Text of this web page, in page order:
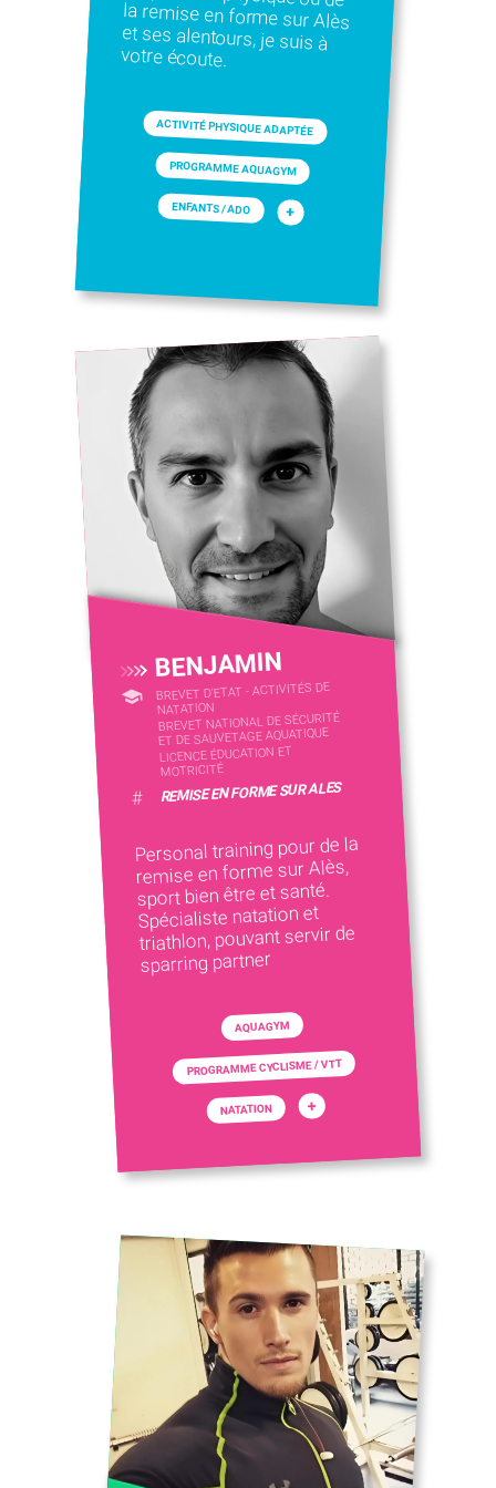
votre écoute.
ACTIVITÉ PHYSIQUE ADAPTÉE
PROGRAMME AQUAGYM
ENFANTS / ADO +
BENJAMIN
BREVET D'ETAT - ACTIVITÉS DE
NATATION
BREVET NATIONAL DE SÉCURITÉ
ET DE SAUVETAGE AQUATIQUE
LICENCE ÉDUCATION ET
MOTRICITÉ
# REMISE EN FORME SUR ALES
Personal training pour de la
remise en forme sur Alès,
sport bien être et santé.
Spécialiste natation et
triathlon, pouvant servir de
sparring partner
AQUAGYM
PROGRAMME CYCLISME / VTT
NATATION +